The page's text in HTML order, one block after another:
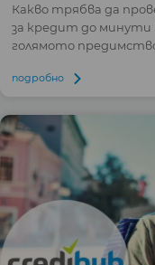
Какво трябва да
за кредит до минути
голямото
подробно